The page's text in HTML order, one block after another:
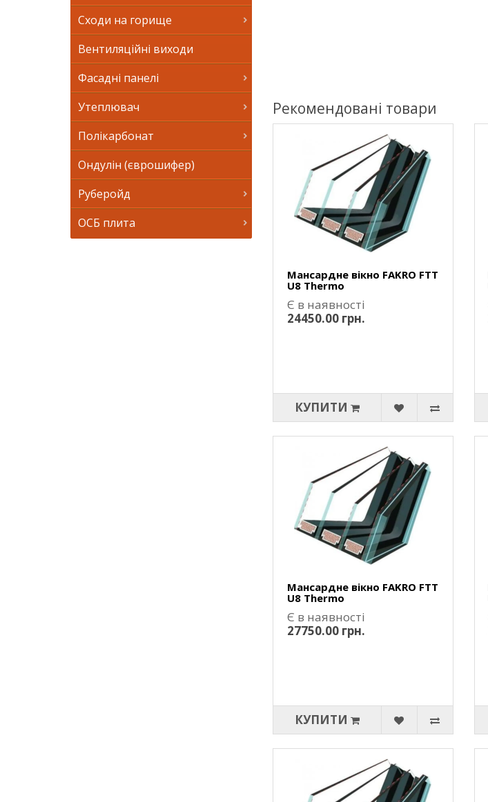
Сходи на горище
Вентиляційні виходи
Фасадні панелі
Утеплювач
Полікарбонат
Ондулін (єврошифер)
Руберойд
ОСБ плита
Рекомендовані товари
Мансардне вікно FAKRO FTT
U8 Thermo
Є в наявності
24450.00 грн.
КУПИТИ
Мансардне вікно FAKRO FTT
U8 Thermo
Є в наявності
27750.00 грн.
КУПИТИ